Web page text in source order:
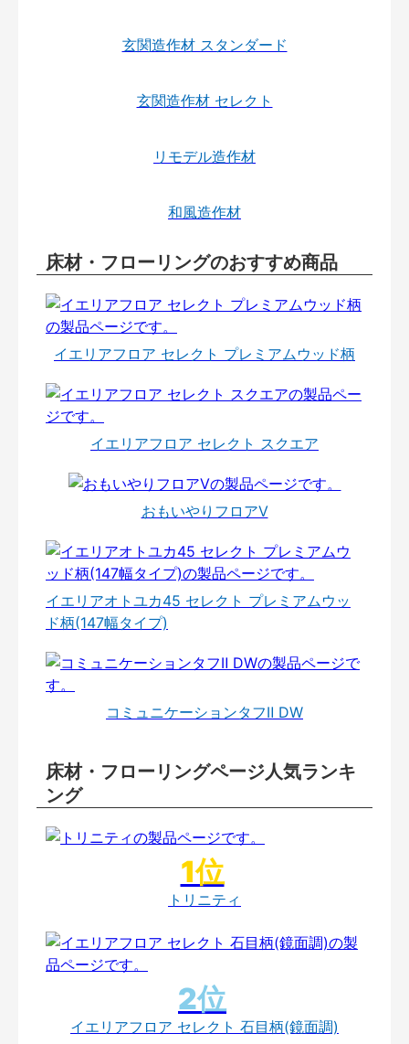
玄関造作材 スタンダード
玄関造作材 セレクト
リモデル造作材
和風造作材
床材・フローリングのおすすめ商品
イエリアフロア セレクト プレミアムウッド柄
イエリアフロア セレクト スクエア
おもいやりフロアⅤ
イエリアオトユカ45 セレクト プレミアムウッ
ド柄(147幅タイプ)
コミュニケーションタフⅡ DW
床材・フローリングページ人気ランキ
ング
トリニティ
イエリアフロア セレクト 石目柄(鏡面調)